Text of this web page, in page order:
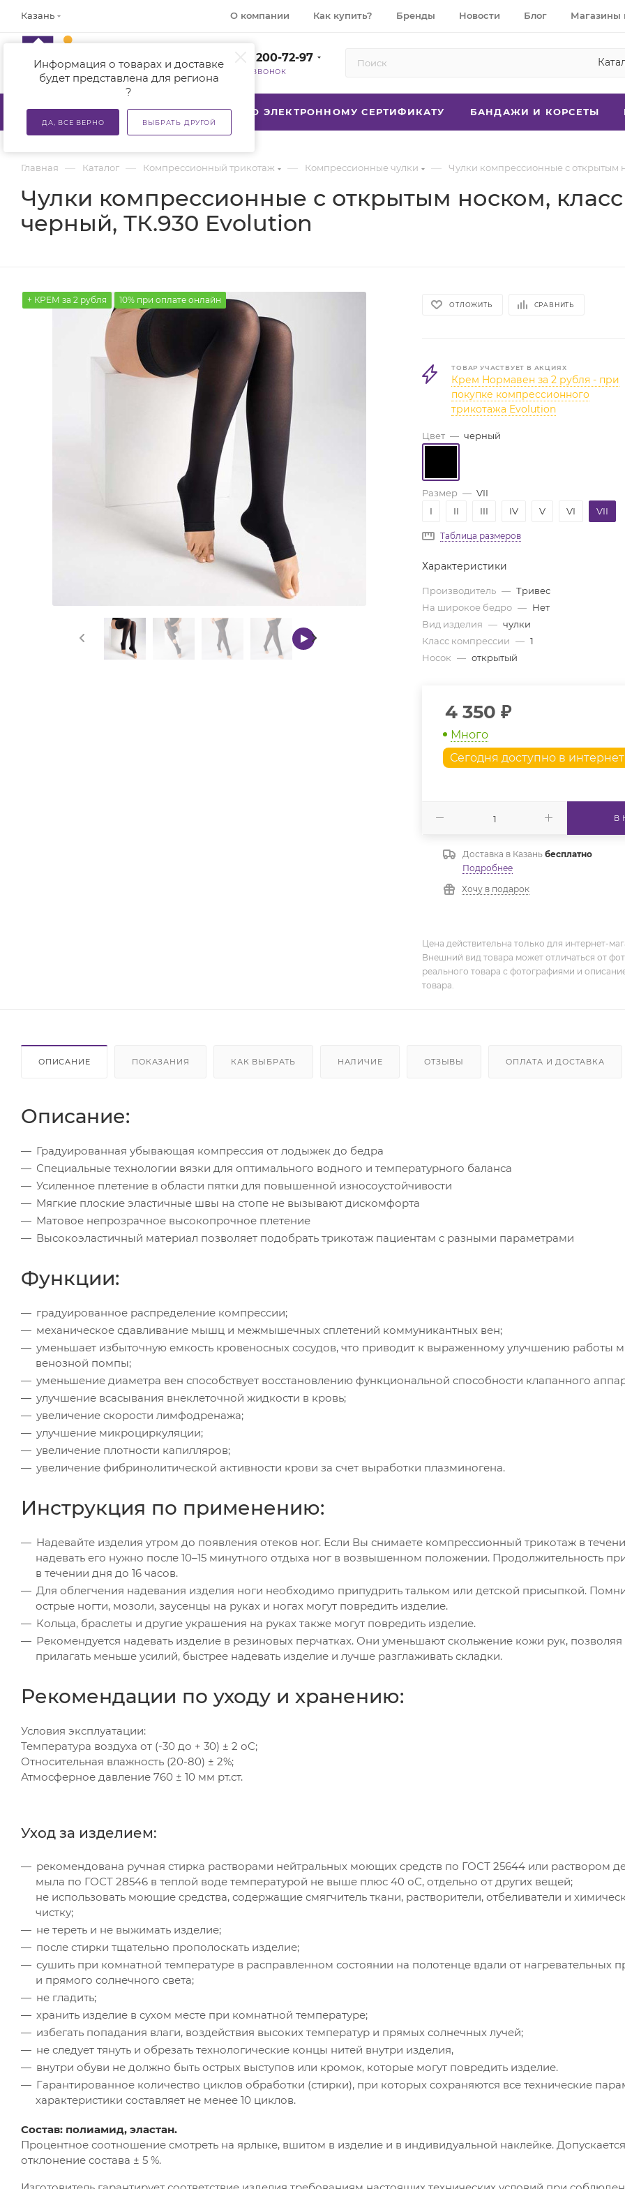
Казань
Информация о товарах и доставке
будет представлена для региона
?
ДА, ВСЕ ВЕРНО ВЫБРАТЬ ДРУГОЙ
О компании Как купить? Бренды Новости Блог Магазины
+7 (800) 200-72-97
ЗАКАЗАТЬ ЗВОНОК
КАТАЛОГ АКЦИИ ТСР ПО ЭЛЕКТРОННОМУ СЕРТИФИКАТУ БАНДАЖИ И КОРСЕТЫ
Главная — Каталог — Компрессионный трикотаж — Компрессионные чулки — Чулки компрессионные с открытым
Чулки компрессионные с открытым носком,
черный, ТК.930 Evolution
+ КРЕМ за 2 рубля 10% при оплате онлайн ОТЛОЖИТЬ СРАВНИТЬ
ТОВАР УЧАСТВУЕТ В АКЦИЯХ
Крем Нормавен за 2 рубля - при
покупке компрессионного
трикотажа Evolution
Цвет — черный
Размер — VII
I
II III IV V VI VII
Таблица размеров
Характеристики
Производитель — Тривес
На широкое бедро — Нет
Вид изделия — чулки
Класс компрессии — 1
Носок — открытый
4 350 ₽
Много
Сегодня доступно в
В
Доставка в Казань бесплатно
Подробнее
Хочу в подарок
Цена действительна только для интернет-
Внешний вид товара может отличаться от
реального товара с фотографиями и
товара.
ОПИСАНИЕ ПОКАЗАНИЯ КАК ВЫБРАТЬ НАЛИЧИЕ ОТЗЫВЫ ОПЛАТА И ДОСТАВКА
Описание:
Градуированная убывающая компрессия от лодыжек до бедра
Специальные технологии вязки для оптимального водного и температурного баланса
Усиленное плетение в области пятки для повышенной износоустойчивости
Мягкие плоские эластичные швы на стопе не вызывают дискомфорта
Матовое непрозрачное высокопрочное плетение
Высокоэластичный материал позволяет подобрать трикотаж пациентам с разными параметрами
Функции:
градуированное распределение компрессии;
механическое сдавливание мышц и межмышечных сплетений коммуникантных вен;
уменьшает избыточную емкость кровеносных сосудов, что приводит к выраженному улучшению работы
венозной помпы;
уменьшение диаметра вен способствует восстановлению функциональной способности клапанного
улучшение всасывания внеклеточной жидкости в кровь;
увеличение скорости лимфодренажа;
улучшение микроциркуляции;
увеличение плотности капилляров;
увеличение фибринолитической активности крови за счет выработки плазминогена.
Инструкция по применению:
Надевайте изделия утром до появления отеков ног. Если Вы снимаете компрессионный трикотаж в
надевать его нужно после 10–15 минутного отдыха ног в возвышенном положении. Продолжительность
в течении дня до 16 часов.
Для облегчения надевания изделия ноги необходимо припудрить тальком или детской присыпкой.
острые ногти, мозоли, заусенцы на руках и ногах могут повредить изделие.
Кольца, браслеты и другие украшения на руках также могут повредить изделие.
Рекомендуется надевать изделие в резиновых перчатках. Они уменьшают скольжение кожи рук, позволяя
прилагать меньше усилий, быстрее надевать изделие и лучше разглаживать складки.
Рекомендации по уходу и хранению:
Условия эксплуатации:
Температура воздуха от (-30 до + 30) ± 2 оС;
Относительная влажность (20-80) ± 2%;
Атмосферное давление 760 ± 10 мм рт.ст.
Уход за изделием:
рекомендована ручная стирка растворами нейтральных моющих средств по ГОСТ 25644 или раствором
мыла по ГОСТ 28546 в теплой воде температурой не выше плюс 40 оС, отдельно от других вещей;
не использовать моющие средства, содержащие смягчитель ткани, растворители, отбеливатели и
чистку;
не тереть и не выжимать изделие;
после стирки тщательно прополоскать изделие;
сушить при комнатной температуре в расправленном состоянии на полотенце вдали от нагревательных
и прямого солнечного света;
не гладить;
хранить изделие в сухом месте при комнатной температуре;
избегать попадания влаги, воздействия высоких температур и прямых солнечных лучей;
не следует тянуть и обрезать технологические концы нитей внутри изделия,
внутри обуви не должно быть острых выступов или кромок, которые могут повредить изделие.
Гарантированное количество циклов обработки (стирки), при которых сохраняются все технические
характеристики составляет не менее 10 циклов.
Состав: полиамид, эластан.
Процентное соотношение смотреть на ярлыке, вшитом в изделие и в индивидуальной наклейке. Допускается
отклонение состава ± 5 %.